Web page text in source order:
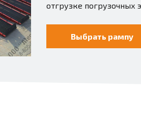
отгрузке погрузочных
Выбрать рампу